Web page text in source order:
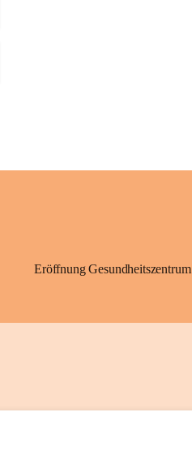
+2
Eröffnung Gesundheitszentrum